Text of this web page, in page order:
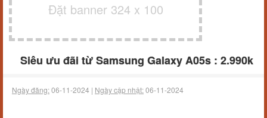
Đặt banner 324 x 100
Siêu ưu đãi từ Samsung Galaxy A05s : 2.990k
Ngày đăng:06-11-2024 | Ngày cập nhật:06-11-2024